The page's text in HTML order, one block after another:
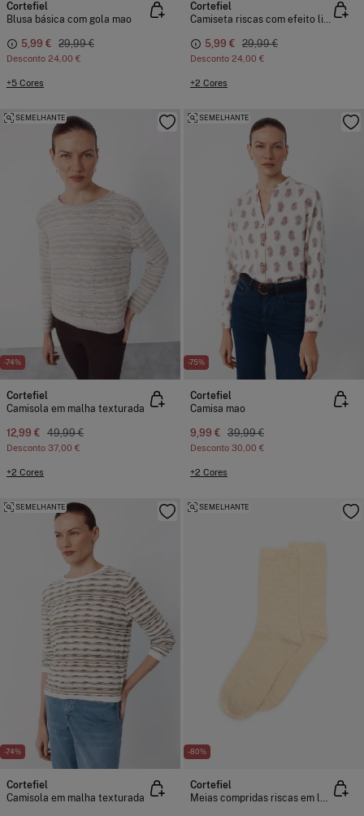
Cortefiel
Blusa básica com gola mao
5,99 € 29,99 €
Desconto 24,00 €
+5 Cores
Cortefiel
Camiseta riscas com efeito linho
5,99 € 29,99 €
Desconto 24,00 €
+2 Cores
-74%
SEMELHANTE
Cortefiel
Camisola em malha texturada
12,99 € 49,99 €
Desconto 37,00 €
+2 Cores
-75%
SEMELHANTE
Cortefiel
Camisa mao
9,99 € 39,99 €
Desconto 30,00 €
+2 Cores
-74%
SEMELHANTE
Cortefiel
Camisola em malha texturada
-80%
SEMELHANTE
Cortefiel
Meias compridas riscas em lurex